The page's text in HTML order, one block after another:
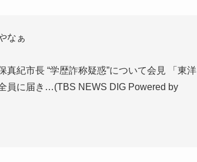
なぁ
紀市長 “学歴詐称疑惑”について会見 「東洋
員に届き…(TBS NEWS DIG Powered by